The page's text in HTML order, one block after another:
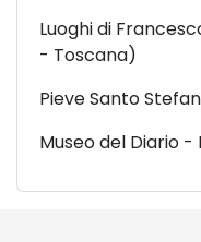
Luoghi di
- Toscana)
Pieve Santo
Museo del Diario